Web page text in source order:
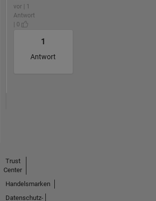
vor | 1
Antwort
| 0
1
Antwort
Trust
Center
Handelsmarken
Datenschutz-